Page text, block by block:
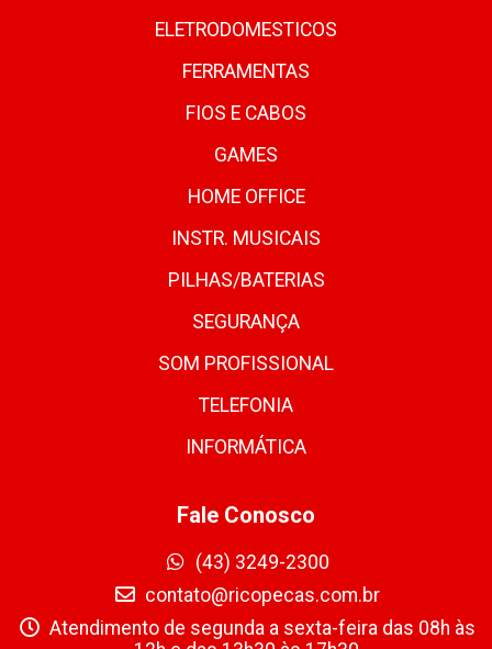
ELETRODOMESTICOS
FERRAMENTAS
FIOS E CABOS
GAMES
HOME OFFICE
INSTR. MUSICAIS
PILHAS/BATERIAS
SEGURANÇA
SOM PROFISSIONAL
TELEFONIA
INFORMÁTICA
Fale Conosco
(43) 3249-2300
contato@ricopecas.com.br
Atendimento de segunda a sexta-feira das 08h às